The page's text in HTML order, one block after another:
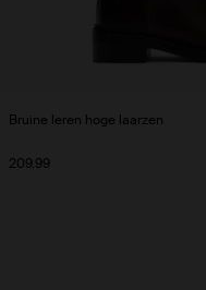
Bruine leren hoge laarzen
209.99